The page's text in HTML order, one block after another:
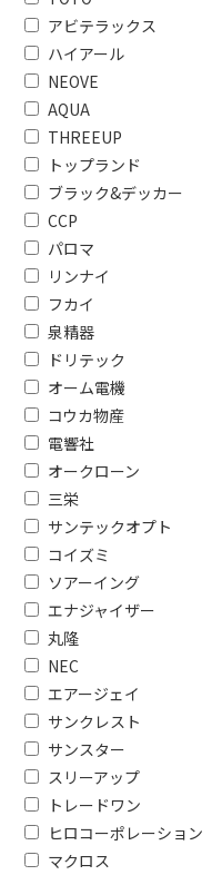
アビテラックス
ハイアール
NEOVE
AQUA
THREEUP
トップランド
ブラック&デッカー
CCP
パロマ
リンナイ
フカイ
泉精器
ドリテック
オーム電機
コウカ物産
電響社
オークローン
三栄
サンテックオプト
コイズミ
ソアーイング
エナジャイザー
丸隆
NEC
エアージェイ
サンクレスト
サンスター
スリーアップ
トレードワン
ヒロコーポレーション
マクロス